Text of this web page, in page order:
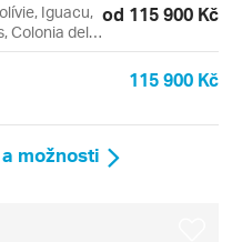
Iguacu,
Colonia del
de Chile,
od 115 900 Kč
115 900 Kč
možnosti